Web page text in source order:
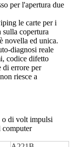
per l'apertura due
le carte per i
copertura
novella ed unica.
diagnosi reale
codice difetto
di errore per
riesce a
o di volt impulsi
computer